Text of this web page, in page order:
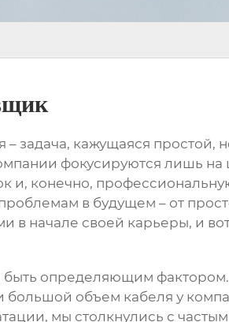
– задача, кажущаяся
фокусируются лишь на
и, конечно,
в будущем – от
в начале своей карьеры, и
быть определяющим
объем кабеля у
мы столкнулись с